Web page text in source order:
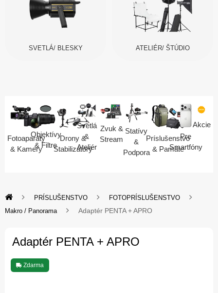
SVETLÁ/ BLESKY ATELIÉR/ ŠTÚDIO
Fotoaparáty
& Kamery
Objektívy
& Filtre
Drony &
Stabilizátory
Svetlá
&
Ateliér
Zvuk &
Stream
Statívy
&
Podpora
Príslušenstvo
& Pamäte
Pre
Smartfóny
Akcie
PRÍSLUŠENSTVO
FOTOPRÍSLUŠENSTVO
Makro / Panorama
Adaptér PENTA + APRO
Adaptér PENTA + APRO
Zdarma